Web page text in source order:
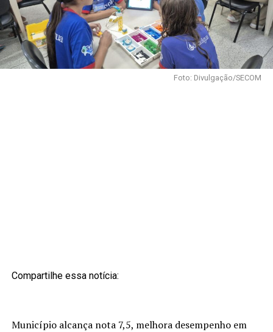
Foto: Divulgação/SECOM
Compartilhe essa notícia:
Município alcança nota 7,5, melhora desempenho em